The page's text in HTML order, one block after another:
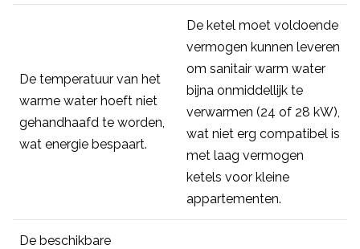
De temperatuur van het
warme water hoeft niet
gehandhaafd te worden,
wat energie bespaart.
De ketel moet voldoende
vermogen kunnen leveren
om sanitair warm water
bijna onmiddellijk te
verwarmen (24 of 28 kW),
wat niet erg compatibel is
met laag vermogen
ketels voor kleine
appartementen.
De beschikbare